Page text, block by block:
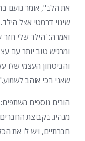
את הלב", אומר נועם
שינוי דרמטי אצל
ואמרה: 'הילד שלי חזר
ומרגיש טוב יותר עם
והביטחון העצמי שלו
שאני הכי אוהב
הורים נוספים
מנהיג בקבוצת
חברתיים, ויש לו את